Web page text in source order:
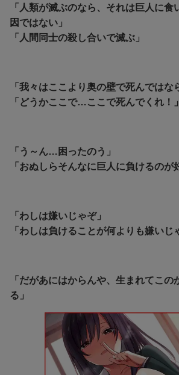
「人類が滅ぶのなら、それは巨人に食
因ではない」
「人間同士の殺し合いで滅ぶ」
「我々はここより奥の壁で死んではな
「どうかここで…ここで死んでくれ！」
「う～ん…困ったのう」
「おぬしらそんなに巨人に負けるのが
「わしは嫌いじゃぞ」
「わしは負けることが何よりも嫌いじ
「だがあにはからんや、生まれてこの
る」